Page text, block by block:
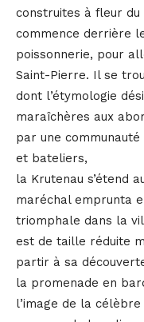
construites à fleur du
commence derrière
poissonnerie, pour
Saint-Pierre. Il se
dont l’étymologie
maraîchères aux
par une
et bateliers,
la Krutenau s’étend
maréchal emprunta
triomphale dans la
est de taille réduite
partir à sa
la promenade en
l’image de la